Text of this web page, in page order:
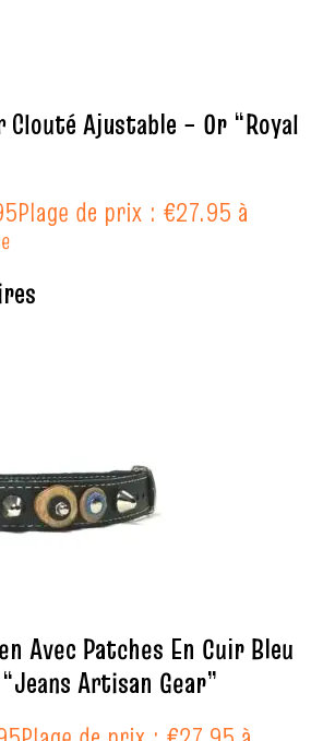
Ajustable – Or “Royal
Plage de prix : €27.95 à
Avec Patches En Cuir Bleu
Artisan Gear”